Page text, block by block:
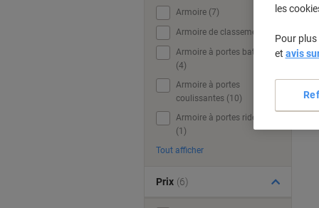
Armoire (7)
Armoire de classement (4)
Armoire à portes battantes
(4)
Armoire à portes
coulissantes (10)
Armoire à portes rideaux
(1)
Tout afficher
Prix (6)
les
Pour
et avis